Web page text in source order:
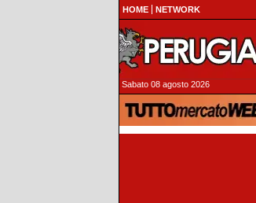
HOME NETWORK
Sabato 08 agosto 2026